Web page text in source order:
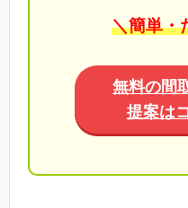
＼簡単・
無料の間
提案は